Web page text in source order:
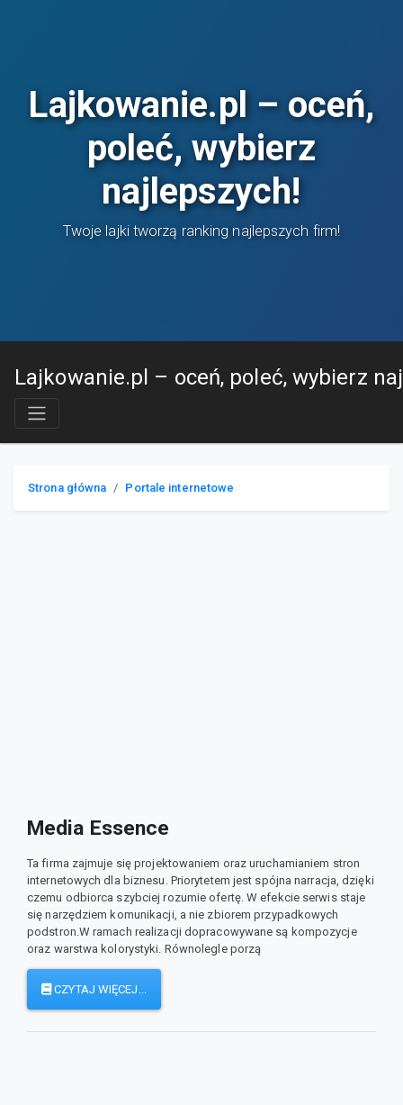
Lajkowanie.pl – oceń,
poleć, wybierz
najlepszych!
Twoje lajki tworzą ranking najlepszych firm!
Lajkowanie.pl – oceń, poleć, wybierz
Strona główna Portale internetowe
Media Essence
Ta firma zajmuje się projektowaniem oraz uruchamianiem stron
internetowych dla biznesu. Priorytetem jest spójna narracja, dzięki
czemu odbiorca szybciej rozumie ofertę. W efekcie serwis staje
się narzędziem komunikacji, a nie zbiorem przypadkowych
podstron.W ramach realizacji dopracowywane są kompozycje
oraz warstwa kolorystyki. Równolegle porzą
CZYTAJ WIĘCEJ...